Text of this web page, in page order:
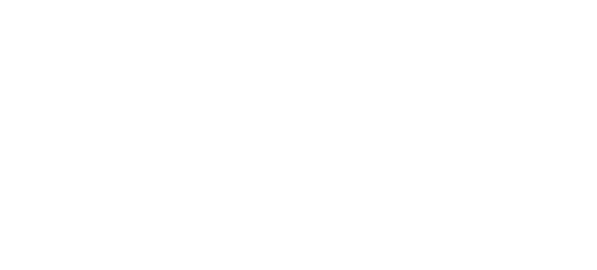
ganpro.net/public_html/wordpress/wp-